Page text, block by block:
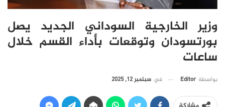
وزير الخارجية السوداني الجديد يصل
بورتسودان وتوقعات بأداء القسم خلال
ساعات
بواسطة Editor في سبتمبر 12, 2025